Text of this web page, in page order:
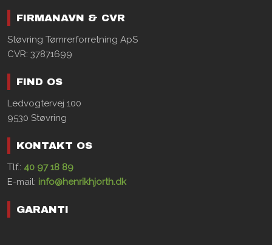
FIRMANAVN & CVR​
Støvring Tømrerforretning ApS
CVR: ​37871699
FIND OS
Ledvogtervej 100
9530 Støvring
KONTAKT OS
Tlf.: 40 97 18 89
E-mail: info@henrikhjorth.dk
GARANTI